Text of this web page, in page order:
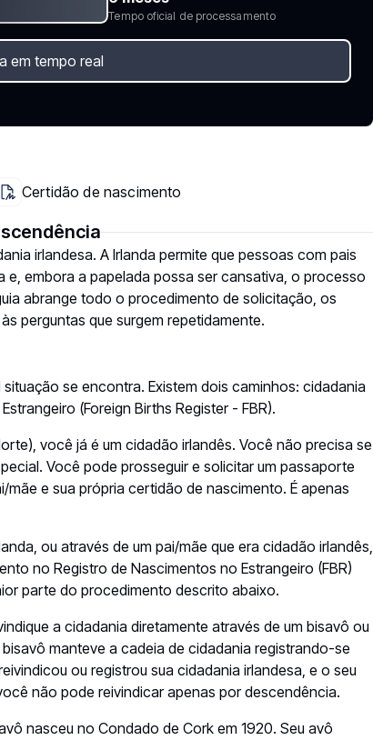
Tempo oficial de processamento
em tempo real
Certidão de nascimento
irlandesa. A Irlanda permite que pessoas com pais
embora a papelada possa ser cansativa, o processo
abrange todo o procedimento de solicitação, os
perguntas que surgem repetidamente.
se encontra. Existem dois caminhos: cidadania
(Foreign Births Register- FBR).
você já é um cidadão irlandês. Você não precisa se
Você pode prosseguir e solicitar um passaporte
e sua própria certidão de nascimento. É apenas
ou através de um pai/mãe que era cidadão irlandês,
no Registro de Nascimentos no Estrangeiro (FBR)
parte do procedimento descrito abaixo.
a cidadania diretamente através de um bisavô ou
manteve a cadeia de cidadania registrando-se
ou registrou sua cidadania irlandesa, e o seu
não pode reivindicar apenas por descendência.
nasceu no Condado de Cork em 1920. Seu avô